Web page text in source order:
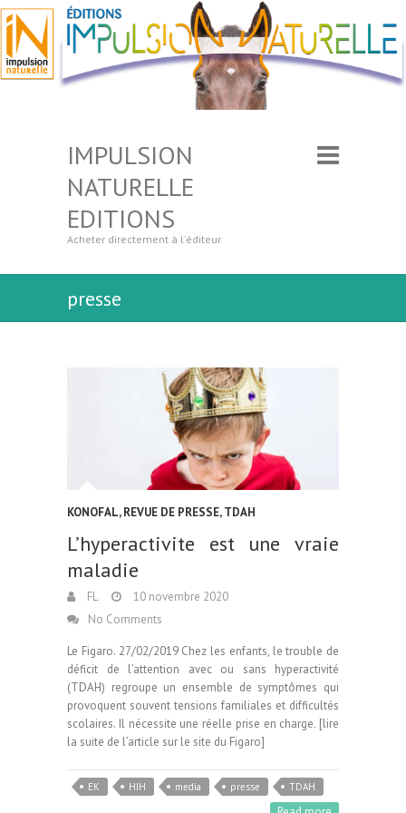
IMPULSION
NATURELLE
EDITIONS
Acheter directement à l'éditeur
presse
KONOFAL,REVUE DE PRESSE,TDAH
L’hyperactivite est une vraie
maladie
FL
10 novembre 2020
No Comments
Le Figaro. 27/02/2019 Chez les enfants, le trouble de
déficit de l’attention avec ou sans hyperactivité
(TDAH) regroupe un ensemble de symptômes qui
provoquent souvent tensions familiales et difficultés
scolaires. Il nécessite une réelle prise en charge. [lire
la suite de l’article sur le site du Figaro]
EK HIH media presse TDAH